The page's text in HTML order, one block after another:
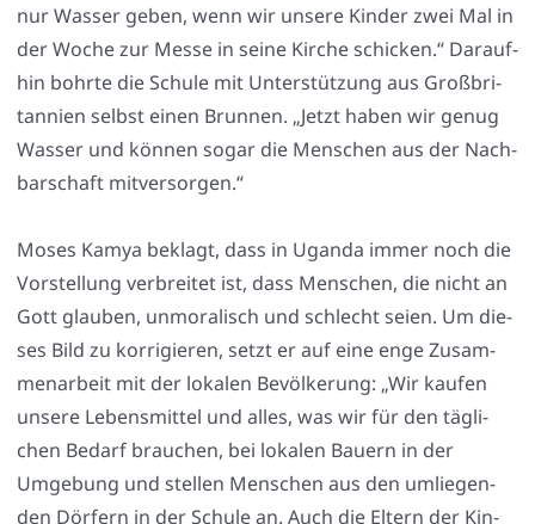
nur Was­ser geben, wenn wir unse­re Kin­der zwei Mal in
der Woche zur Mes­se in sei­ne Kir­che schi­cken.“ Dar­auf­
hin bohr­te die Schu­le mit Unter­stüt­zung aus Groß­bri­
tan­ni­en selbst einen Brun­nen. „Jetzt haben wir genug
Was­ser und kön­nen sogar die Men­schen aus der Nach­
bar­schaft mit­ver­sor­gen.“
Moses Kamya beklagt, dass in Ugan­da immer noch die
Vor­stel­lung ver­brei­tet ist, dass Men­schen, die nicht an
Gott glau­ben, unmo­ra­lisch und schlecht sei­en. Um die­
ses Bild zu kor­ri­gie­ren, setzt er auf eine enge Zusam­
men­ar­beit mit der loka­len Bevöl­ke­rung: „Wir kau­fen
unse­re Lebens­mit­tel und alles, was wir für den täg­li­
chen Bedarf brau­chen, bei loka­len Bau­ern in der
Umge­bung und stel­len Men­schen aus den umlie­gen­
den Dör­fern in der Schu­le an. Auch die Eltern der Kin­